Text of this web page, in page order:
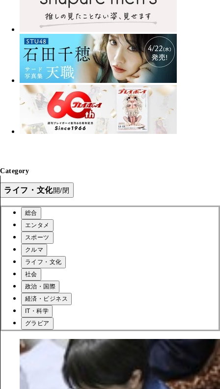
Category
ライフ・文化開/閉
総合
エンタメ
スポーツ
クルマ
ライフ・文化
社会
政治・国際
経済・ビジネス
IT・科学
グラビア